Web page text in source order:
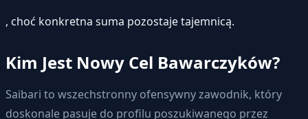
, choć konkretna suma pozostaje tajemnicą.
Kim Jest Nowy Cel Bawarczyków?
Saibari to wszechstronny ofensywny zawodnik, który
doskonale pasuje do profilu poszukiwanego przez